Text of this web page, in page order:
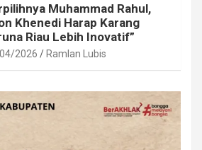
Muhammad Rahul,
Khenedi Harap Karang
Riau Lebih Inovatif”
2026 Ramlan Lubis